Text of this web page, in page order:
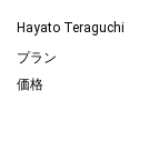
Hayato Teraguchi
プラン
価格